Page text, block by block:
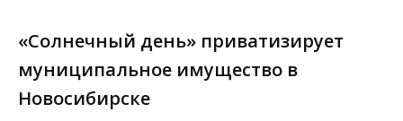
«Солнечный день» приватизирует
муниципальное имущество в
Новосибирске